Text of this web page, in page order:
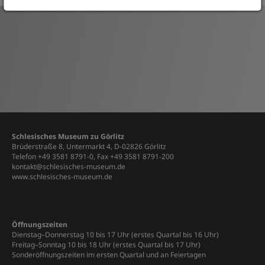
Schlesisches Museum zu Görlitz
Brüderstraße 8, Untermarkt 4, D-02826 Görlitz
Telefon +49 3581 8791-0, Fax +49 3581 8791-200
kontakt@schlesisches-museum.de
www.schlesisches-museum.de
Öffnungszeiten
Dienstag–Donnerstag 10 bis 17 Uhr (erstes Quartal bis 16 Uhr)
Freitag–Sonntag 10 bis 18 Uhr (erstes Quartal bis 17 Uhr)
Sonderöffnungszeiten im ersten Quartal und an Feiertagen